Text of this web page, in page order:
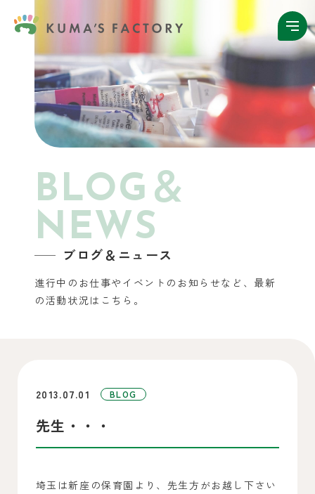
BLOG＆
NEWS
ブログ＆ニュース
進行中のお仕事やイベントのお知らせなど、 最新
の活動状況はこちら。
2013.07.01 BLOG
先生・・・
埼玉は新座の保育園より、先生方がお越し下さい